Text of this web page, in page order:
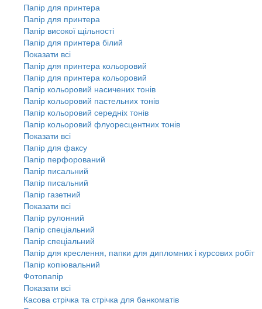
Папір для принтера
Папір для принтера
Папір високої щільності
Папір для принтера білий
Показати всі
Папір для принтера кольоровий
Папір для принтера кольоровий
Папір кольоровий насичених тонів
Папір кольоровий пастельних тонів
Папір кольоровий середніх тонів
Папір кольоровий флуоресцентних тонів
Показати всі
Папір для факсу
Папір перфорований
Папір писальний
Папір писальний
Папір газетний
Показати всі
Папір рулонний
Папір спеціальний
Папір спеціальний
Папір для креслення, папки для дипломних і курсових робіт
Папір копіювальний
Фотопапір
Показати всі
Касова стрічка та стрічка для банкоматів